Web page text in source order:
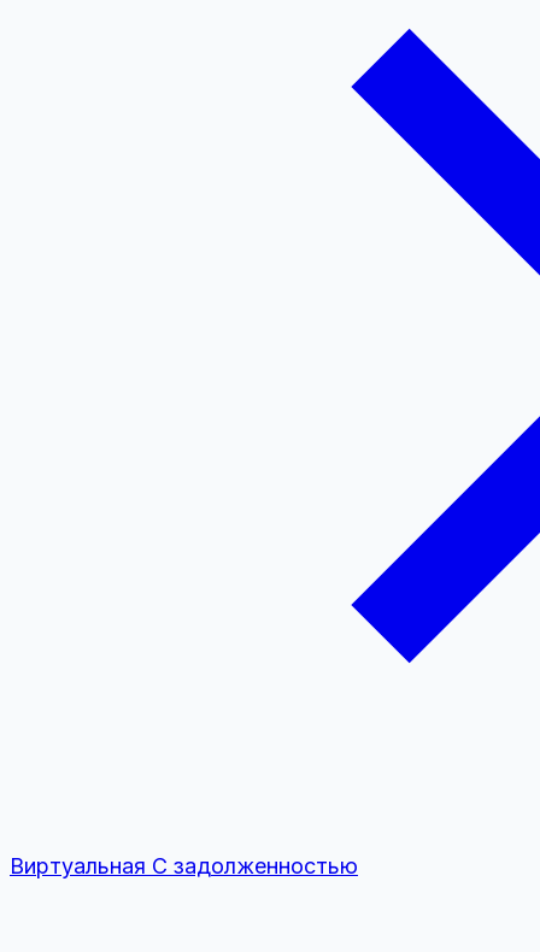
Виртуальная С задолженностью